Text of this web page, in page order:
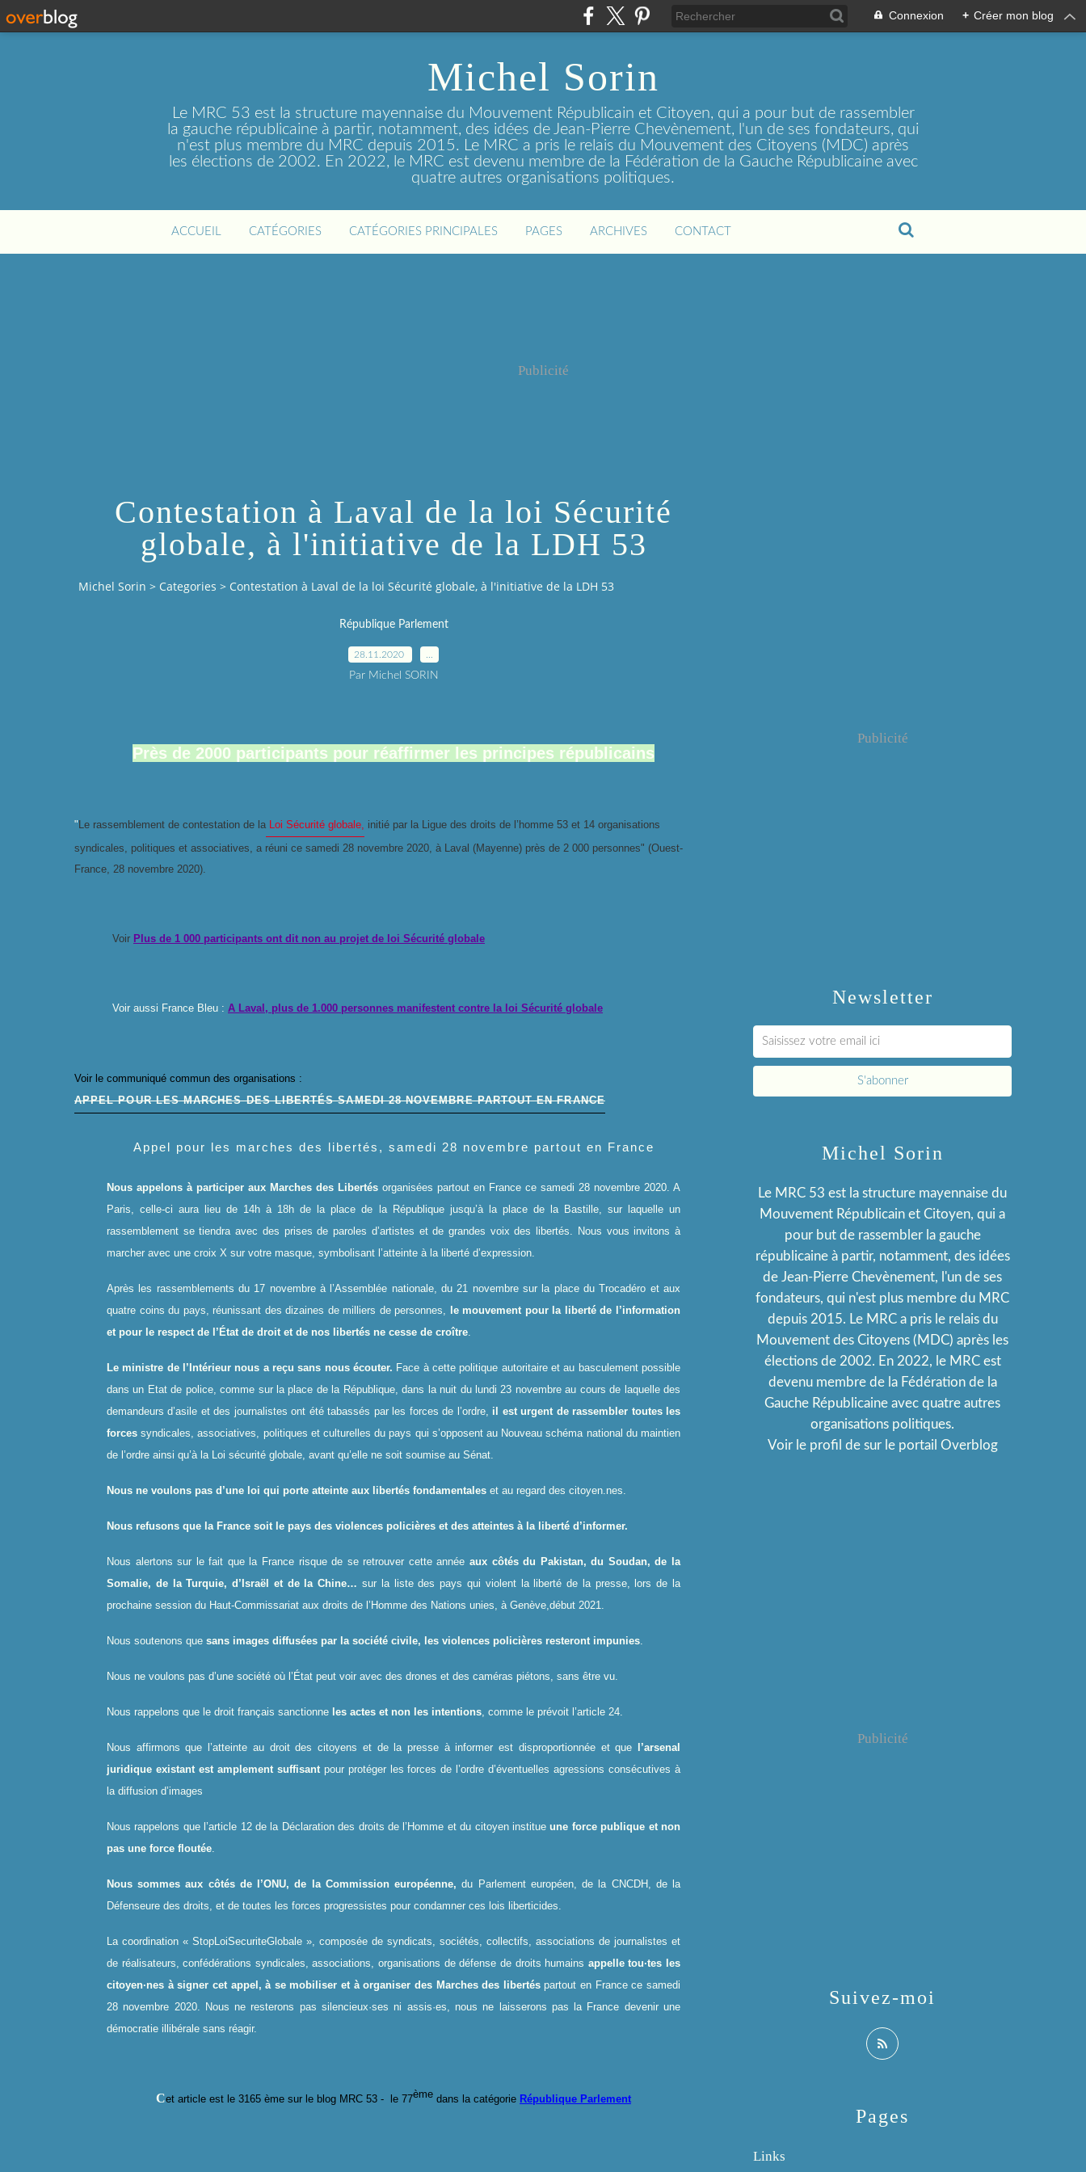
Connexion + Créer mon blog
Michel Sorin
Le MRC 53 est la structure mayennaise du Mouvement Républicain et Citoyen, qui a pour but de rassembler
la gauche républicaine à partir, notamment, des idées de Jean-Pierre Chevènement, l'un de ses fondateurs, qui
n'est plus membre du MRC depuis 2015. Le MRC a pris le relais du Mouvement des Citoyens (MDC) après
les élections de 2002. En 2022, le MRC est devenu membre de la Fédération de la Gauche Républicaine avec
quatre autres organisations politiques.
ACCUEIL CATÉGORIES CATÉGORIES PRINCIPALES PAGES ARCHIVES CONTACT
Publicité
Contestation à Laval de la loi Sécurité
globale, à l'initiative de la LDH 53
Michel Sorin > Categories > Contestation à Laval de la loi Sécurité globale, à l'initiative de la LDH 53
République Parlement
28.11.2020
Par Michel SORIN
Près de 2000 participants pour réaffirmer les principes républicains
" Le rassemblement de contestation de la Loi Sécurité globale, initié par la Ligue des droits de l’homme 53 et 14 organisations
syndicales, politiques et associatives, a réuni ce samedi 28 novembre 2020, à Laval (Mayenne) près de 2 000 personnes" (Ouest-
France, 28 novembre 2020).
Voir Plus de 1 000 participants ont dit non au projet de loi Sécurité globale
Voir aussi France Bleu : A Laval, plus de 1.000 personnes manifestent contre la loi Sécurité globale
Voir le communiqué commun des organisations :
APPEL POUR LES MARCHES DES LIBERTÉS SAMEDI 28 NOVEMBRE PARTOUT EN FRANCE
Appel pour les marches des libertés, samedi 28 novembre partout en France
Nous appelons à participer aux Marches des Libertés organisées partout en France ce samedi 28 novembre 2020. A
Paris, celle-ci aura lieu de 14h à 18h de la place de la République jusqu’à la place de la Bastille, sur laquelle un
rassemblement se tiendra avec des prises de paroles d’artistes et de grandes voix des libertés. Nous vous invitons à
marcher avec une croix X sur votre masque, symbolisant l’atteinte à la liberté d’expression.
Après les rassemblements du 17 novembre à l’Assemblée nationale, du 21 novembre sur la place du Trocadéro et aux
quatre coins du pays, réunissant des dizaines de milliers de personnes, le mouvement pour la liberté de l’information
et pour le respect de l’État de droit et de nos libertés ne cesse de croître.
Le ministre de l’Intérieur nous a reçu sans nous écouter. Face à cette politique autoritaire et au basculement possible
dans un Etat de police, comme sur la place de la République, dans la nuit du lundi 23 novembre au cours de laquelle des
demandeurs d’asile et des journalistes ont été tabassés par les forces de l’ordre, il est urgent de rassembler toutes les
forces syndicales, associatives, politiques et culturelles du pays qui s’opposent au Nouveau schéma national du maintien
de l’ordre ainsi qu’à la Loi sécurité globale, avant qu’elle ne soit soumise au Sénat.
Nous ne voulons pas d’une loi qui porte atteinte aux libertés fondamentales et au regard des citoyen.nes.
Nous refusons que la France soit le pays des violences policières et des atteintes à la liberté d’informer.
Nous alertons sur le fait que la France risque de se retrouver cette année aux côtés du Pakistan, du Soudan, de la
Somalie, de la Turquie, d’Israël et de la Chine… sur la liste des pays qui violent la liberté de la presse, lors de la
prochaine session du Haut-Commissariat aux droits de l’Homme des Nations unies, à Genève,début 2021.
Nous soutenons que sans images diffusées par la société civile, les violences policières resteront impunies.
Nous ne voulons pas d’une société où l’État peut voir avec des drones et des caméras piétons, sans être vu.
Nous rappelons que le droit français sanctionne les actes et non les intentions, comme le prévoit l’article 24.
Nous affirmons que l’atteinte au droit des citoyens et de la presse à informer est disproportionnée et que
l’arsenal
juridique existant est amplement suffisantpour protéger les forces de l’ordre d’éventuelles agressions consécutives à
la diffusion d’images
Nous rappelons que l’article 12 de la Déclaration des droits de l’Homme et du citoyen institueune force publique et non
pas une force floutée.
Nous sommes aux côtés de l’ONU, de la Commission européenne, du Parlement européen, de la CNCDH, de la
Défenseure des droits, et de toutes les forces progressistes pour condamner ces lois liberticides.
La coordination « StopLoiSecuriteGlobale », composée de syndicats, sociétés, collectifs, associations de journalistes et
de réalisateurs, confédérations syndicales, associations, organisations de défense de droits humains appelle tou·tes les
citoyen·nes à signer cet appel, à se mobiliser et à organiser des Marches des libertéspartout en France ce samedi
28 novembre 2020. Nous ne resterons pas silencieux·ses ni assis·es, nous ne laisserons pas la France devenir une
démocratie illibérale sans réagir.
Cet article est le 3165 ème sur le blog MRC 53 - le 77ème dans la catégorie République Parlement
Newsletter
Publicité
Pages
Links
Michel Sorin
Le MRC 53 est la structure mayennaise du
Mouvement Républicain et Citoyen, qui a
pour but de rassembler la gauche
républicaine à partir, notamment, des idées
de Jean-Pierre Chevènement, l'un de ses
fondateurs, qui n'est plus membre du MRC
depuis 2015. Le MRC a pris le relais du
Mouvement des Citoyens (MDC) après les
élections de 2002. En 2022, le MRC est
devenu membre de la Fédération de la
Gauche Républicaine avec quatre autres
organisations politiques.
Voir le profil de sur le portail Overblog
Suivez-moi
Publicité